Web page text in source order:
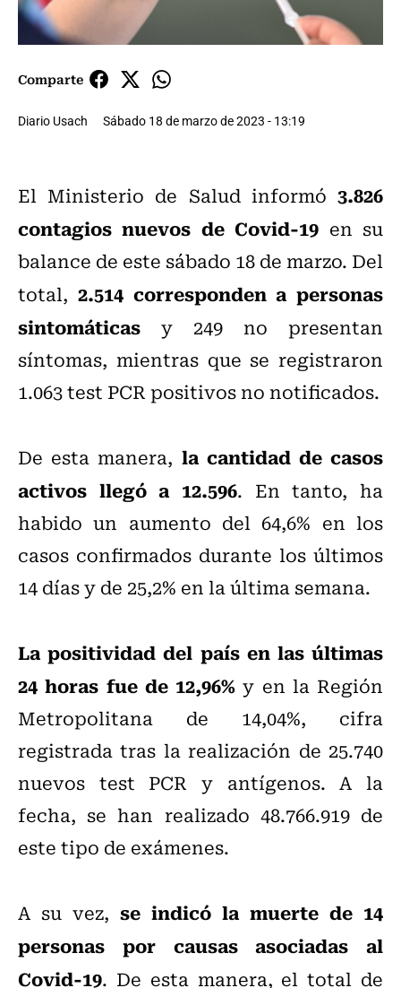
Comparte
Diario Usach Sábado 18 de marzo de 2023 - 13:19
El Ministerio de Salud informó 3.826
contagios nuevos de Covid-19 en su
balance de este sábado 18 de marzo. Del
total, 2.514 corresponden a personas
sintomáticas y 249 no presentan
síntomas, mientras que se registraron
1.063 test PCR positivos no notificados.
De esta manera, la cantidad de casos
activos llegó a 12.596. En tanto, ha
habido un aumento del 64,6% en los
casos confirmados durante los últimos
14 días y de 25,2% en la última semana.
La positividad del país en las últimas
24 horas fue de 12,96% y en la Región
Metropolitana de 14,04%, cifra
registrada tras la realización de 25.740
nuevos test PCR y antígenos. A la
fecha, se han realizado 48.766.919 de
este tipo de exámenes.
A su vez, se indicó la muerte de 14
personas por causas asociadas al
Covid-19. De esta manera, el total de